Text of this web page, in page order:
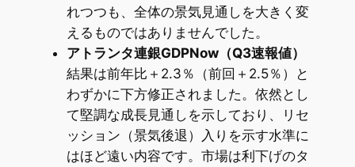
れつつも、全体の景気見通しを大きく変
えるものではありませんでした。
アトランタ連銀GDPNow（Q3速報値）
結果は前年比＋2.3％（前回＋2.5％）と
わずかに下方修正されました。依然とし
て堅調な成長見通しを示しており、リセ
ッション（景気後退）入りを示す水準に
はほど遠い内容です。市場は利下げのタ